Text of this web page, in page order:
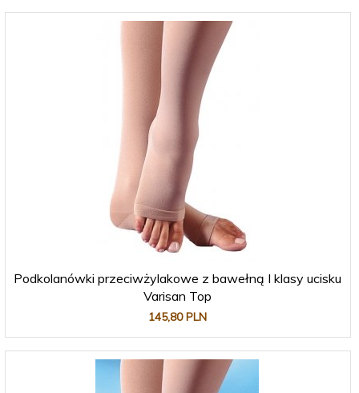
Podkolanówki przeciwżylakowe z bawełną I klasy ucisku
Varisan Top
145,80 PLN